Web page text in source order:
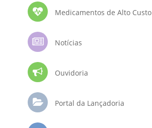
Medicamentos de Alto Custo
Notícias
Ouvidoria
Portal da Lançadoria